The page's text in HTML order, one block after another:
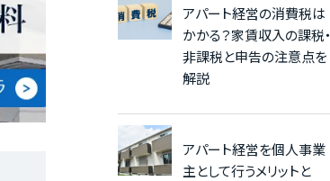
アパート経営の消費税は
かかる？家賃収入の課税・
非課税と申告の注意点を
解説
アパート経営を個人事業
主として行うメリットと